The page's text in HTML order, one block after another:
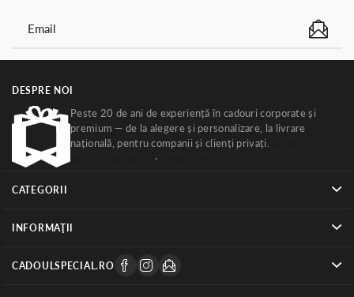
DESPRE NOI
Peste 20 de ani de experiență în cadouri corporate și
premium — de la alegere și personalizare, la livrare
națională, pentru companii și clienți privați.
·
CATEGORII
INFORMAŢII
CADOULSPECIAL.RO